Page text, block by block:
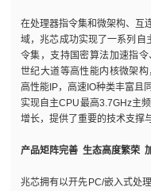
在处理器指令集和微架构、互
域，兆芯成功实现了一系列自
令集，支持国密算法加速指令
世纪大道等高性能内核微架
高性能IP，高速IO种类丰富且
实现自主CPU最高3.7GHz主
增长，提供了重要的技术支撑
产品矩阵完善 生态高度繁荣
兆芯拥有以开先PC/嵌入式处